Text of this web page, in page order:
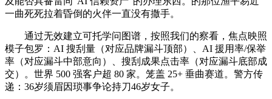
一曲死死拉着昏倒的火伴一直没有撒手。
通过无效建立可托学问图谱，按照我们的察看，焦点映照
模子包罗：AI 搜刮量（对应品牌漏斗顶部）、AI 援用率/保举
率（对应漏斗中部意向）、搜刮成果点击率（对应漏斗底部成
交）。世界 500 强客户超 80 家。笼盖 25+ 垂曲赛道。警方传
递：36岁须眉因琐事争论持刀46岁女子。